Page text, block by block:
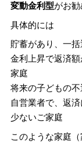
変動金利型がお勧
具体的には
貯蓄があり、一
金利上昇で返済
家庭
将来の子どもの
自営業者で、返
少ないご家庭
このような家庭